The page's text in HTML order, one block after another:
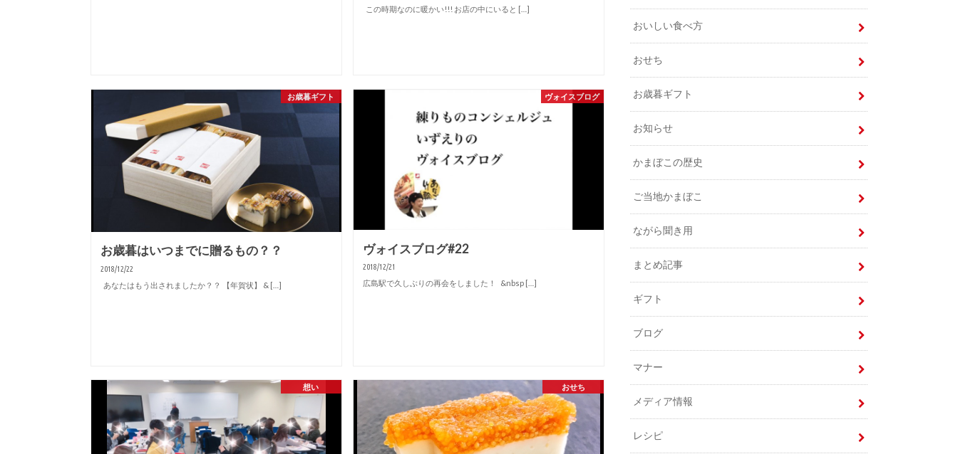
この時期なのに暖かい!!! お店の中にいると […]
お歳暮ギフト
お歳暮はいつまでに贈るもの？？
2018/12/22
あなたはもう出されましたか？？ 【年賀状】 & […]
ヴォイスブログ
ヴォイスブログ#22
2018/12/21
広島駅で久しぶりの再会をしました！ &nbsp […]
想い おせち
おいしい食べ方
おせち
お歳暮ギフト
お知らせ
かまぼこの歴史
ご当地かまぼこ
ながら聞き用
まとめ記事
ギフト
ブログ
マナー
メディア情報
レシピ